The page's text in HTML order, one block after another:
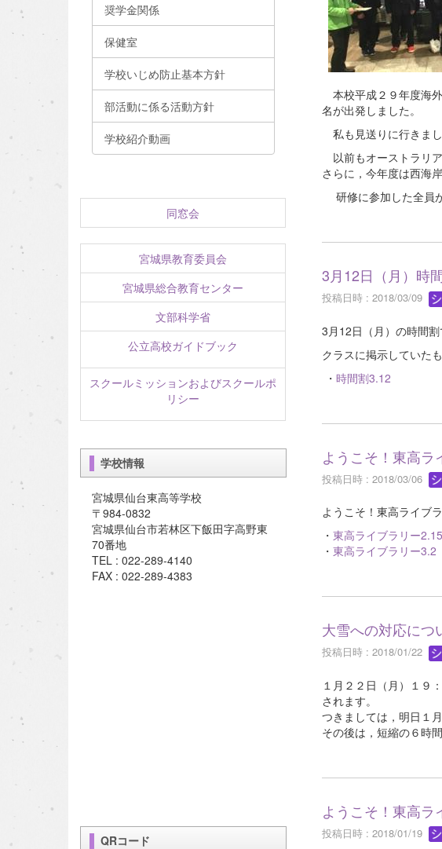
本校平成２９年度海
名が出発しました。
私も見送りに行きま
以前もオーストラリ
さらに，今年度は西海
研修に参加した全員
3月12日（月）時
投稿日時 : 2018/03/09
3月12日（月）の時間割
クラスに掲示していた
・ 時間割3.12
ようこそ！東高ラ
投稿日時 : 2018/03/06
ようこそ！東高ライブ
・ 東高ライブラリー2.15
・ 東高ライブラリー3.2
大雪への対応につ
投稿日時 : 2018/01/22
１月２２日（月）１９
されます。
つきましては，明日１
その後は，短縮の６時
ようこそ！東高ラ
投稿日時 : 2018/01/19
奨学金関係
保健室
学校いじめ防止基本方針
部活動に係る活動方針
学校紹介動画
同窓会
宮城県教育委員会
宮城県総合教育センター
文部科学省
公立高校ガイドブック
スクールミッションおよびスクールポ
リシー
学校情報
宮城県仙台東高等学校
〒984-0832
宮城県仙台市若林区下飯田字高野東
70番地
TEL : 022-289-4140
FAX : 022-289-4383
QRコード